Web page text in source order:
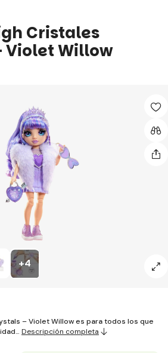
+4
Cristales
Violet Willow
– Violet Willow es para todos los que
Descripción completa